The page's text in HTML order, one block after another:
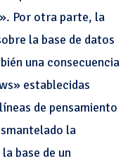
Por otra parte, la
la base de datos
una consecuencia
establecidas
de pensamiento
la
base de un